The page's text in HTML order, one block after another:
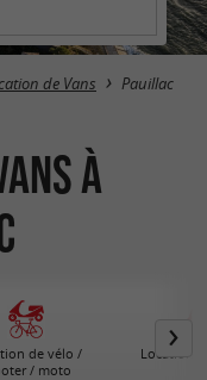
de Vans Pauillac
à
de vélo /
/ moto
Location